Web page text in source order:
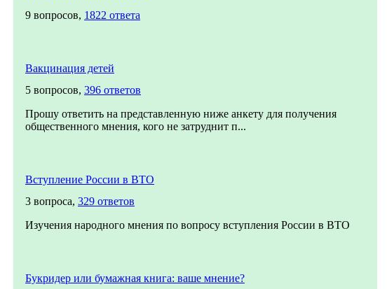
9 вопросов, 1822 ответа
Вакцинация детей
5 вопросов, 396 ответов
Прошу ответить на представленную ниже анкету для получения
общественного мнения, кого не затруднит п...
Вступление России в ВТО
3 вопроса, 329 ответов
Изучения народного мнения по вопросу вступления России в ВТО
Букридер или бумажная книга: ваше мнение?